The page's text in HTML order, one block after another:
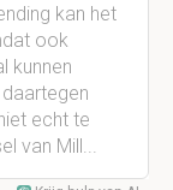
kan het
ook
kunnen
echt te
van Mill...